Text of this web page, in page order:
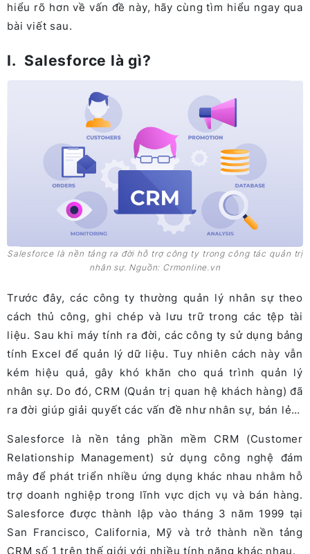
hiểu rõ hơn về vấn đề này, hãy cùng tìm hiểu ngay qua
bài viết sau.
I. Salesforce là gì?
Salesforce là nền tảng ra đời hỗ trợ công ty trong công tác quản trị
nhân sự. Nguồn: Crmonline.vn
Trước đây, các công ty thường quản lý nhân sự theo
cách thủ công, ghi chép và lưu trữ trong các tệp tài
liệu. Sau khi máy tính ra đời, các công ty sử dụng bảng
tính Excel để quản lý dữ liệu. Tuy nhiên cách này vẫn
kém hiệu quả, gây khó khăn cho quá trình quản lý
nhân sự. Do đó, CRM (Quản trị quan hệ khách hàng) đã
ra đời giúp giải quyết các vấn đề như nhân sự, bán lẻ…
Salesforce là nền tảng phần mềm CRM (Customer
Relationship Management) sử dụng công nghệ đám
mây để phát triển nhiều ứng dụng khác nhau nhằm hỗ
trợ doanh nghiệp trong lĩnh vực dịch vụ và bán hàng.
Salesforce được thành lập vào tháng 3 năm 1999 tại
San Francisco, California, Mỹ và trở thành nền tảng
CRM số 1 trên thế giới với nhiều tính năng khác nhau.